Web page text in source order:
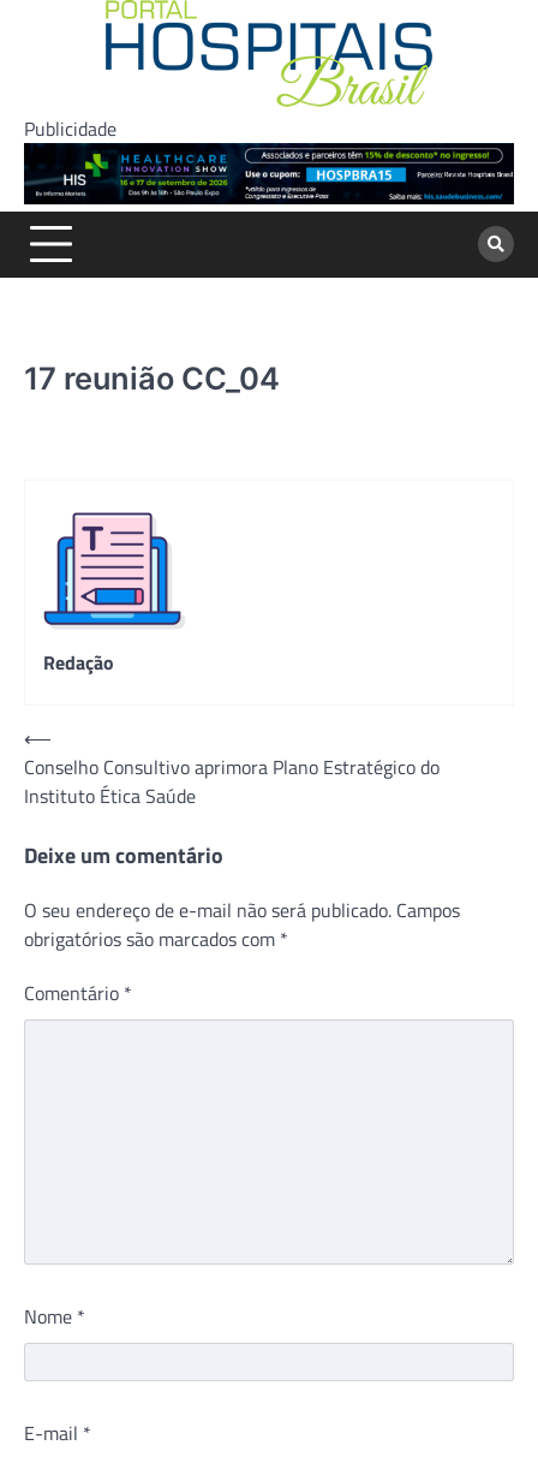
Publicidade
17 reunião CC_04
Redação
Navegação
de
Post
⟵
Conselho Consultivo aprimora Plano Estratégico do
Instituto Ética Saúde
Deixe um comentário
O seu endereço de e-mail não será publicado. Campos
obrigatórios são marcados com *
Comentário *
Nome *
E-mail *